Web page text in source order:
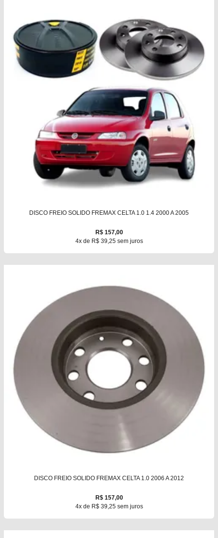
DISCO FREIO SOLIDO FREMAX CELTA 1.0 1.4 2000 A 2005
R$ 157,00
4x de R$ 39,25 sem juros
DISCO FREIO SOLIDO FREMAX CELTA 1.0 2006 A 2012
R$ 157,00
4x de R$ 39,25 sem juros